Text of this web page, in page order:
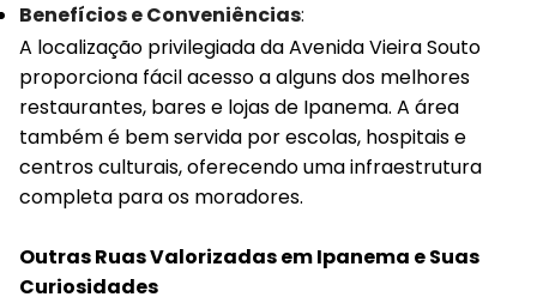
Benefícios e Conveniências:
A localização privilegiada da Avenida Vieira Souto
proporciona fácil acesso a alguns dos melhores
restaurantes, bares e lojas de Ipanema. A área
também é bem servida por escolas, hospitais e
centros culturais, oferecendo uma infraestrutura
completa para os moradores.
Outras Ruas Valorizadas em Ipanema e Suas
Curiosidades